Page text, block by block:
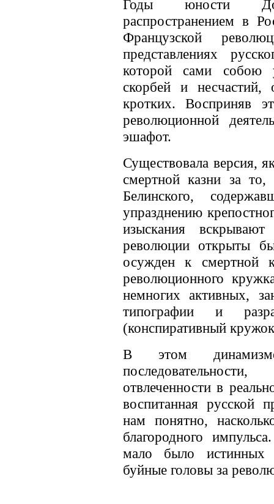
Годы юности
распространением в
Французской
представлениях
которой сами собою
скорбей и
кротких. Восприняв
революционной
эшафот.
Существовала версия,
смертной казни за
Белинского,
упразднению
изыскания
революции открыты
осужден к смертной
революционного
немногих активных,
типографии и
(конспиративный
В этом
отвлеченности в
воспитанная русской
нам понятно,
благородного
мало было истинных
буйные головы за